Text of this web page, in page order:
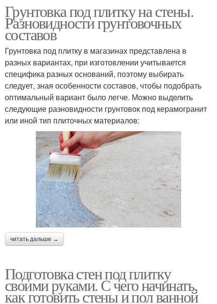
Грунтовка под плитку на стены.
Разновидности грунтовочных
составов
Грунтовка под плитку в магазинах представлена в
разных вариантах, при изготовлении учитывается
специфика разных оснований, поэтому выбирать
следует, зная особенности составов, чтобы подобрать
оптимальный вариант было легче. Можно выделить
следующие разновидности грунтовок под керамогранит
или иной тип плиточных материалов:
читать дальше →
Подготовка стен под плитку
своими руками. С чего начинать,
как готовить стены и пол ванной